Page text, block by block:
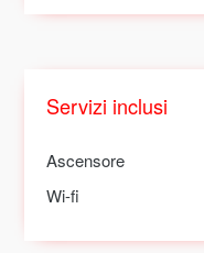
Servizi inclusi
Ascensore
Wi-fi